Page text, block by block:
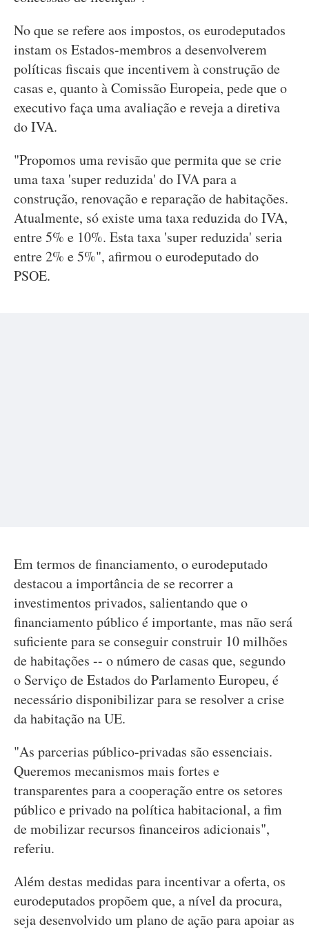
No que se refere aos impostos, os eurodeputados
instam os Estados-membros a desenvolverem
políticas fiscais que incentivem à construção de
casas e, quanto à Comissão Europeia, pede que o
executivo faça uma avaliação e reveja a diretiva
do IVA.
"Propomos uma revisão que permita que se crie
uma taxa 'super reduzida' do IVA para a
construção, renovação e reparação de habitações.
Atualmente, só existe uma taxa reduzida do IVA,
entre 5% e 10%. Esta taxa 'super reduzida' seria
entre 2% e 5%", afirmou o eurodeputado do
PSOE.
Em termos de financiamento, o eurodeputado
destacou a importância de se recorrer a
investimentos privados, salientando que o
financiamento público é importante, mas não será
suficiente para se conseguir construir 10 milhões
de habitações -- o número de casas que, segundo
o Serviço de Estados do Parlamento Europeu, é
necessário disponibilizar para se resolver a crise
da habitação na UE.
"As parcerias público-privadas são essenciais.
Queremos mecanismos mais fortes e
transparentes para a cooperação entre os setores
público e privado na política habitacional, a fim
de mobilizar recursos financeiros adicionais",
referiu.
Além destas medidas para incentivar a oferta, os
eurodeputados propõem que, a nível da procura,
seja desenvolvido um plano de ação para apoiar as